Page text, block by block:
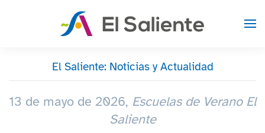
Skip to main content
El Saliente: Noticias y Actualidad
13 de mayo de 2026, Escuelas de Verano El
Saliente